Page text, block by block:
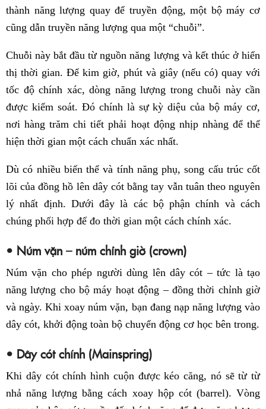
thành năng lượng quay để truyền động, một bộ máy cơ
cũng dẫn truyền năng lượng qua một “chuỗi”.
Chuỗi này bắt đầu từ nguồn năng lượng và kết thúc ở hiển
thị thời gian. Để kim giờ, phút và giây (nếu có) quay với
tốc độ chính xác, dòng năng lượng trong chuỗi này cần
được kiểm soát. Đó chính là sự kỳ diệu của bộ máy cơ,
nơi hàng trăm chi tiết phải hoạt động nhịp nhàng để thể
hiện thời gian một cách chuẩn xác nhất.
Dù có nhiều biến thể và tính năng phụ, song cấu trúc cốt
lõi của đồng hồ lên dây cót bằng tay vẫn tuân theo nguyên
lý nhất định. Dưới đây là các bộ phận chính và cách
chúng phối hợp để đo thời gian một cách chính xác.
• Núm vặn – núm chỉnh giờ (crown)
Núm vặn cho phép người dùng lên dây cót – tức là tạo
năng lượng cho bộ máy hoạt động – đồng thời chỉnh giờ
và ngày. Khi xoay núm vặn, bạn đang nạp năng lượng vào
dây cót, khởi động toàn bộ chuyển động cơ học bên trong.
• Dây cót chính (Mainspring)
Khi dây cót chính hình cuộn được kéo căng, nó sẽ từ từ
nhả năng lượng bằng cách xoay hộp cót (barrel). Vòng